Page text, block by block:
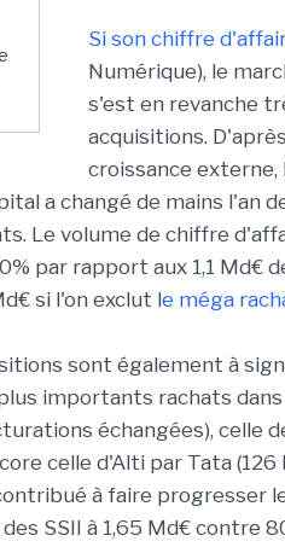
Si son chiffre
Numérique), le
s'est en revanche
acquisitions.
croissance
a changé de mains l'an
Le volume de chiffre
par rapport aux 1,1 Md€
si l'on exclut le méga
sont également à
importants rachats dans
échangées), celle
celle d'Alti par Tata
à faire progresser
SSII à 1,65 Md€ contre